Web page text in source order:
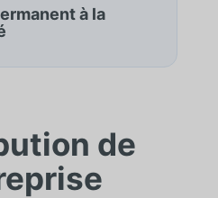
à la
de